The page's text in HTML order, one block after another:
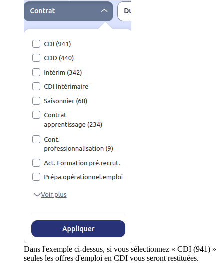
Dans l'exemple ci-dessus, si vous sélectionnez « CDI (941) »
seules les offres d'emploi en CDI vous seront restituées.